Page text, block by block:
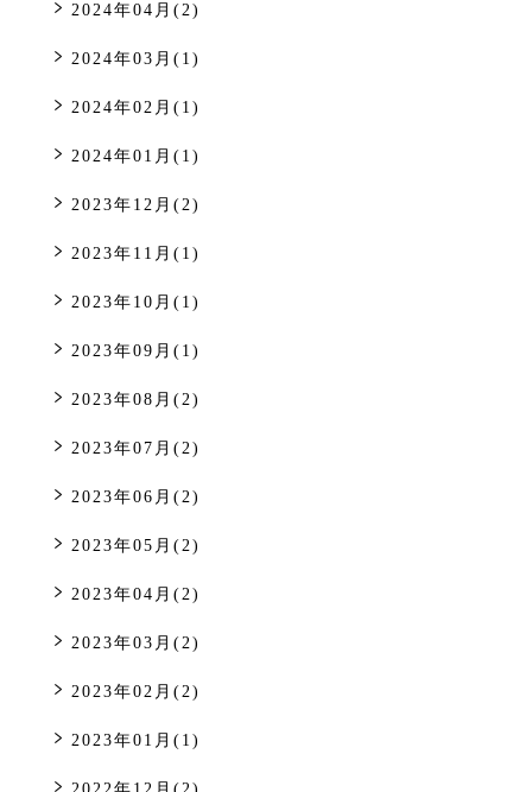
2024年04月(2)
2024年03月(1)
2024年02月(1)
2024年01月(1)
2023年12月(2)
2023年11月(1)
2023年10月(1)
2023年09月(1)
2023年08月(2)
2023年07月(2)
2023年06月(2)
2023年05月(2)
2023年04月(2)
2023年03月(2)
2023年02月(2)
2023年01月(1)